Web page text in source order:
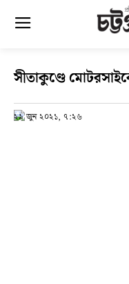
সীতাকুণ্ডে
২৯ জুন ২০২১, ৭:২৬